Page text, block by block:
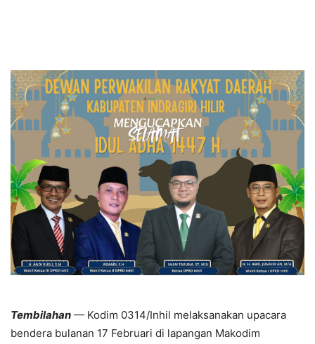
Tembilahan — Kodim 0314/Inhil melaksanakan upacara
bendera bulanan 17 Februari di lapangan Makodim